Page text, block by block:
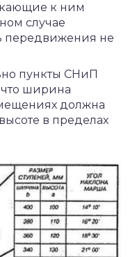
к ним
случае
передвижения не
пункты СНиП
ширина
должна
в пределах